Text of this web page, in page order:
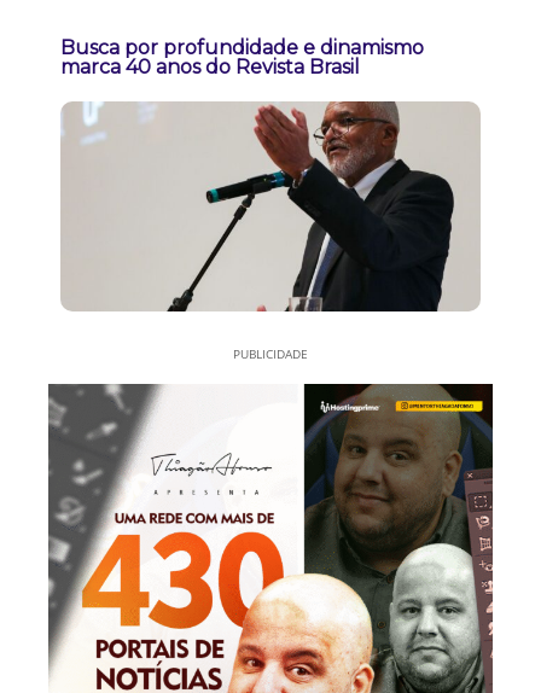
Busca por profundidade e dinamismo
marca 40 anos do Revista Brasil
PUBLICIDADE